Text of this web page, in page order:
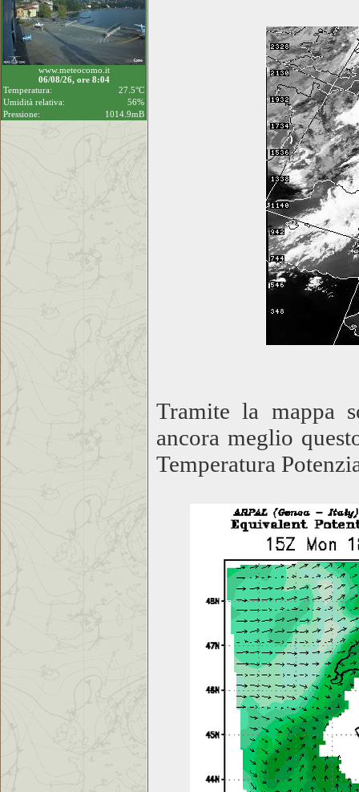
www.meteocomo.it
06/08/26, ore 8:04
Temperatura:
27.5°C
Umidità relativa:
56%
Pressione:
1014.9mB
Tramite la mappa
ancora meglio
Temperatura